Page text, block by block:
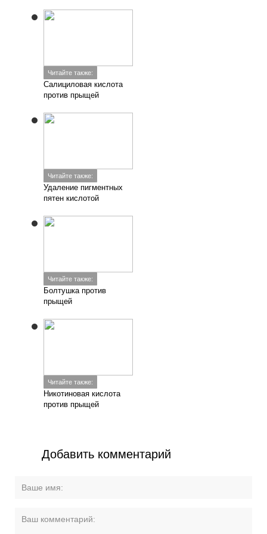
Читайте также:
Салициловая кислота
против прыщей
Читайте также:
Удаление пигментных
пятен кислотой
Читайте также:
Болтушка против
прыщей
Читайте также:
Никотиновая кислота
против прыщей
Добавить комментарий